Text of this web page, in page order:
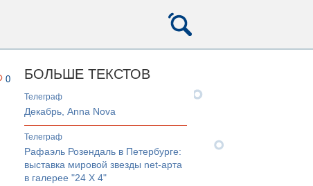
0 БОЛЬШЕ ТЕКСТОВ
телеграф
Декабрь, Anna Nova
телеграф
Рафаэль Розендаль в Петербурге:
выставка мировой звезды net-арта
в галерее "24 Х 4"